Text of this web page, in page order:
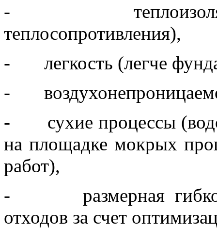
- теплоизоляция
теплосопротивления),
- легкость (легче
-
- сухие процессы
на площадке мокрых
работ),
- размерная
отходов за счет